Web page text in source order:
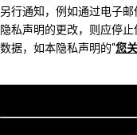
另行通知，例如通过电子
隐私声明的更改，则应停
数据，如本隐私声明的“您